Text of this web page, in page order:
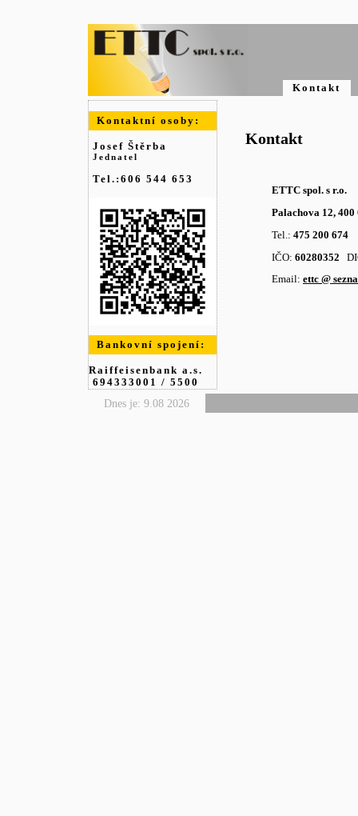
Kontakt
Kontaktní osoby:
Josef Štěrba
Jednatel
Tel.:606 544 653
Bankovní spojení:
Raiffeisenbank a.s.
694333001 / 5500
Kontakt
ETTC spol. s r.o.
Palachova 12,
Tel.: 475 200 674
IČO: 60280352
Email: ettc @
Dnes je: 9.08 2026